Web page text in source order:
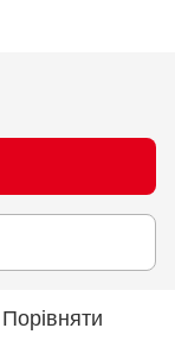
Порівняти